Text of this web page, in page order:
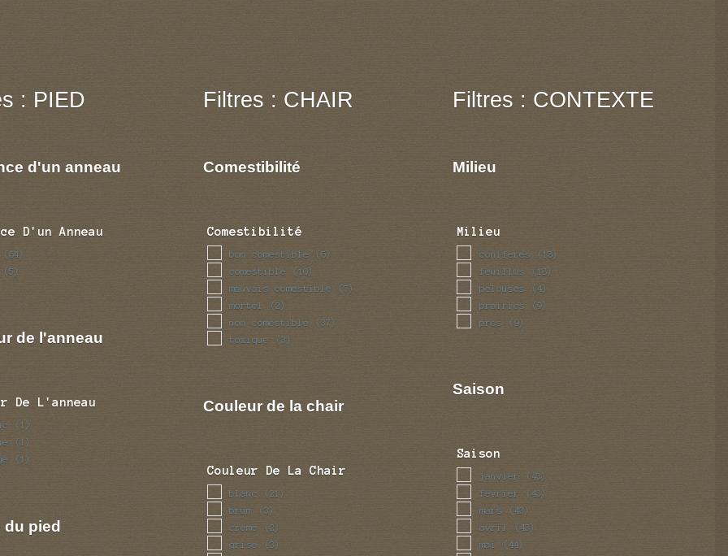
: PIED
d'un anneau
D'un Anneau
(64)
(5)
de l'anneau
De L'anneau
(1)
(1)
(1)
du pied
Filtres : CHAIR
Comestibilité
Comestibilité
bon comestible (6)
comestible (10)
mauvais comestible (7)
mortel (2)
non comestible (37)
toxique (3)
Couleur de la chair
Couleur De La Chair
blanc (21)
brun (3)
creme (2)
grise (3)
Filtres : CONTEXTE
Milieu
Milieu
coniferes (18)
feuillus (18)
pelouses (4)
prairies (9)
pres (9)
Saison
Saison
janvier (43)
fevrier (43)
mars (43)
avril (43)
mai (44)